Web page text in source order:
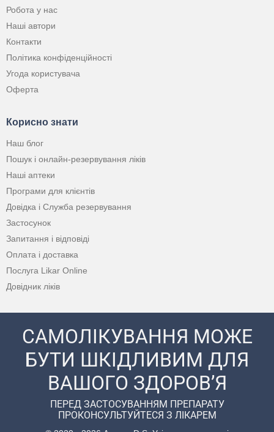
Робота у нас
Наші автори
Контакти
Політика конфіденційності
Угода користувача
Оферта
Корисно знати
Наш блог
Пошук і онлайн-резервування ліків
Наші аптеки
Програми для клієнтів
Довідка і Служба резервування
Застосунок
Запитання і відповіді
Оплата і доставка
Послуга Likar Online
Довідник ліків
САМОЛІКУВАННЯ МОЖЕ
БУТИ ШКІДЛИВИМ ДЛЯ
ВАШОГО ЗДОРОВ’Я
ПЕРЕД ЗАСТОСУВАННЯМ ПРЕПАРАТУ
ПРОКОНСУЛЬТУЙТЕСЯ З ЛІКАРЕМ